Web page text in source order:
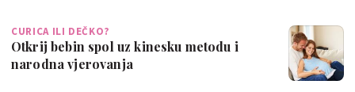
CURICA ILI DEČKO?
Otkrij bebin spol uz kinesku metodu i
narodna vjerovanja